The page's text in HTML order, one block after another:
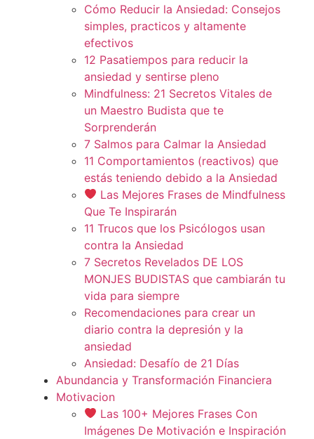
Cómo Reducir la Ansiedad: Consejos
simples, practicos y altamente
efectivos
12 Pasatiempos para reducir la
ansiedad y sentirse pleno
Mindfulness: 21 Secretos Vitales de
un Maestro Budista que te
Sorprenderán
7 Salmos para Calmar la Ansiedad
11 Comportamientos (reactivos) que
estás teniendo debido a la Ansiedad
Las Mejores Frases de Mindfulness
Que Te Inspirarán
11 Trucos que los Psicólogos usan
contra la Ansiedad
7 Secretos Revelados DE LOS
MONJES BUDISTAS que cambiarán tu
vida para siempre
Recomendaciones para crear un
diario contra la depresión y la
ansiedad
Ansiedad: Desafío de 21 Días
Abundancia y Transformación Financiera
Motivacion
Las 100+ Mejores Frases Con
Imágenes De Motivación e Inspiración